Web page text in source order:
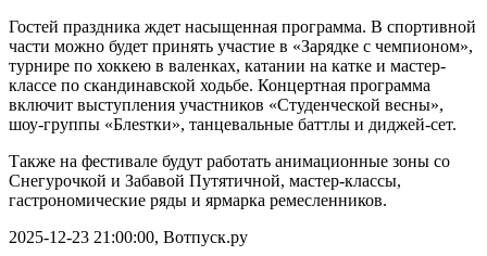
Гостей праздника ждет насыщенная программа. В спортивной
части можно будет принять участие в «Зарядке с чемпионом»,
турнире по хоккею в валенках, катании на катке и мастер-
классе по скандинавской ходьбе. Концертная программа
включит выступления участников «Студенческой весны»,
шоу-группы «Блеsтки», танцевальные баттлы и диджей-сет.
Также на фестивале будут работать анимационные зоны со
Снегурочкой и Забавой Путятичной, мастер-классы,
гастрономические ряды и ярмарка ремесленников.
2025-12-23 21:00:00, Вотпуск.ру